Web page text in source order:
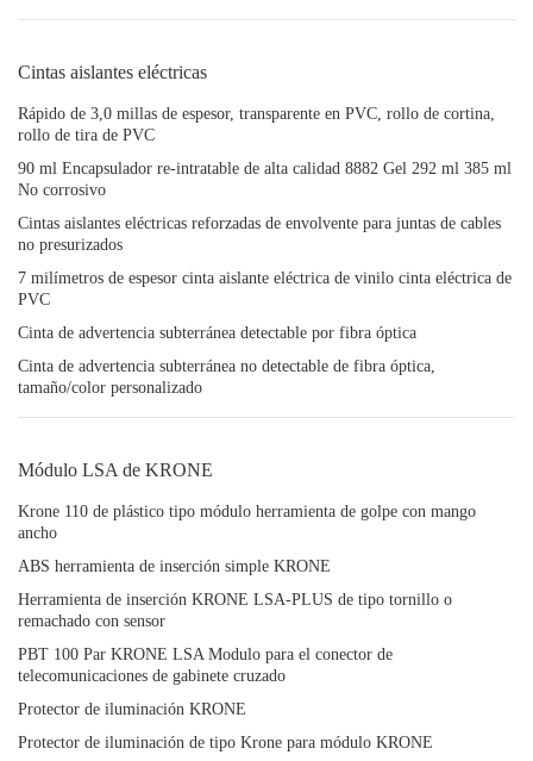
Cintas aislantes eléctricas
Rápido de 3,0 millas de espesor, transparente en PVC, rollo de cortina,
rollo de tira de PVC
90 ml Encapsulador re-intratable de alta calidad 8882 Gel 292 ml 385 ml
No corrosivo
Cintas aislantes eléctricas reforzadas de envolvente para juntas de cables
no presurizados
7 milímetros de espesor cinta aislante eléctrica de vinilo cinta eléctrica de
PVC
Cinta de advertencia subterránea detectable por fibra óptica
Cinta de advertencia subterránea no detectable de fibra óptica,
tamaño/color personalizado
Módulo LSA de KRONE
Krone 110 de plástico tipo módulo herramienta de golpe con mango
ancho
ABS herramienta de inserción simple KRONE
Herramienta de inserción KRONE LSA-PLUS de tipo tornillo o
remachado con sensor
PBT 100 Par KRONE LSA Modulo para el conector de
telecomunicaciones de gabinete cruzado
Protector de iluminación KRONE
Protector de iluminación de tipo Krone para módulo KRONE